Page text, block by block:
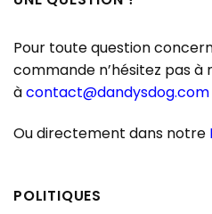
Pour toute question
commande n’hésitez pas
àcontact@dandysdog.com
Ou directement dans notre
POLITIQUES